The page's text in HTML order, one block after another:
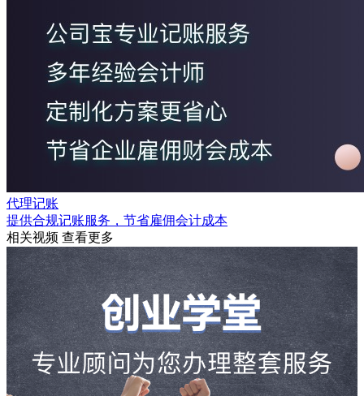
代理记账
提供合规记账服务，节省雇佣会计成本
相关视频 查看更多